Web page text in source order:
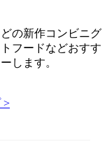
の新作コンビニグ
フードなどおすす
します。
>